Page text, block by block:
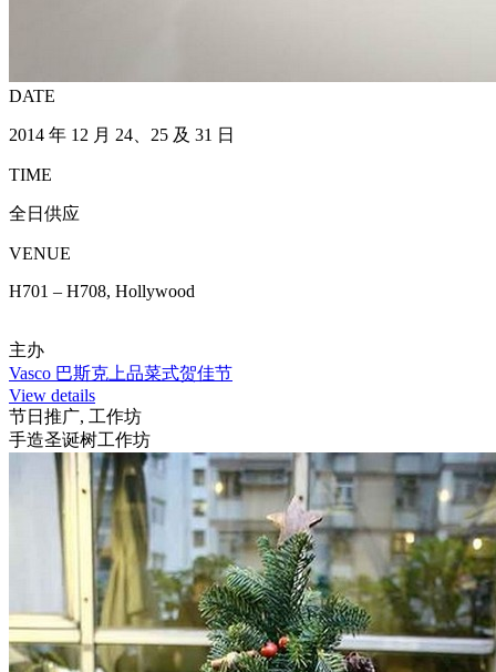
DATE
2014 年 12 月 24、25 及 31 日
TIME
全日供应
VENUE
H701 – H708, Hollywood
主办
Vasco 巴斯克上品菜式贺佳节
View details
节日推广, 工作坊
手造圣诞树工作坊